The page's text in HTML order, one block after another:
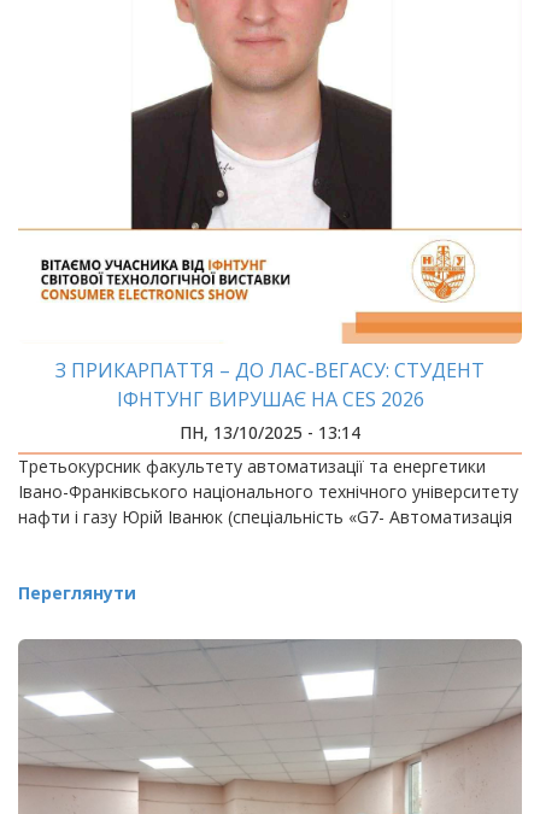
З ПРИКАРПАТТЯ – ДО ЛАС-ВЕГАСУ: СТУДЕНТ
ІФНТУНГ ВИРУШАЄ НА CES 2026
ПН, 13/10/2025 - 13:14
Третьокурсник факультету автоматизації та енергетики
Івано-Франківського національного технічного університету
нафти і газу Юрій Іванюк (спеціальність «G7- Автоматизація
Переглянути